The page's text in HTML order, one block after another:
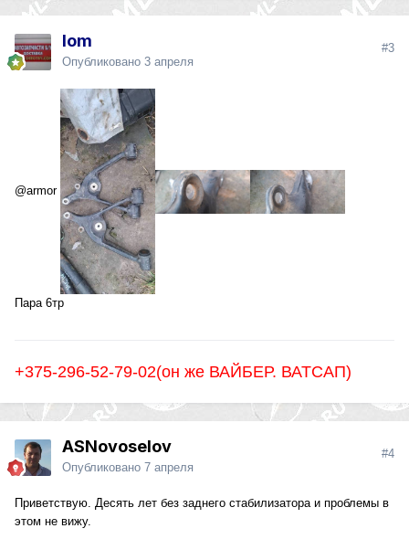
lom
Опубликовано 3 апреля
#3
@armor
Пара 6тр
+375-296-52-79-02(он же ВАЙБЕР. ВАТСАП)
ASNovoselov
Опубликовано 7 апреля
#4
Приветствую. Десять лет без заднего стабилизатора и проблемы в
этом не вижу.